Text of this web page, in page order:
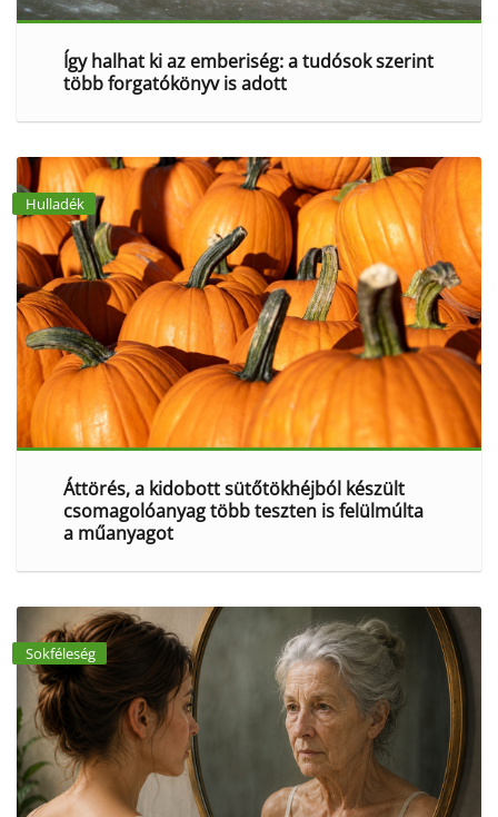
Így halhat ki az emberiség: a tudósok szerint
több forgatókönyv is adott
Hulladék
Áttörés, a kidobott sütőtökhéjból készült
csomagolóanyag több teszten is felülmúlta
a műanyagot
Sokféleség